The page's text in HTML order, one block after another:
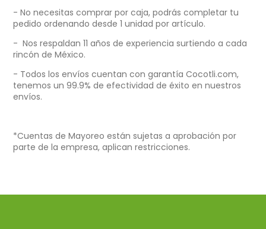
- No necesitas comprar por caja, podrás completar tu
pedido ordenando desde 1 unidad por artículo.
- Nos respaldan 11 años de experiencia surtiendo a cada
rincón de México.
- Todos los envíos cuentan con garantía Cocotli.com,
tenemos un 99.9% de efectividad de éxito en nuestros
envíos.
*Cuentas de Mayoreo están sujetas a aprobación por
parte de la empresa, aplican restricciones.